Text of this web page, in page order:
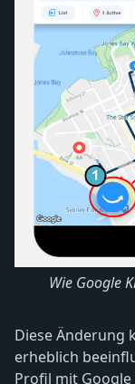
Wie Google
Diese Änderung
erheblich
Profil mit